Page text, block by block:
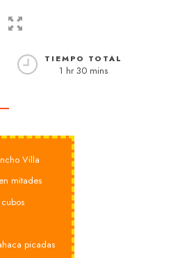
TIEMPO TOTAL
1 hr 30 mins
Villa
mitades
picadas